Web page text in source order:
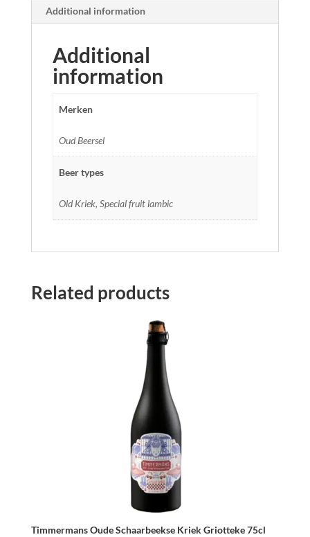
Additional information
Additional
information
Merken
Oud Beersel
Beer types
Old Kriek, Special fruit lambic
Related products
Timmermans Oude Schaarbeekse Kriek Griotteke 75cl